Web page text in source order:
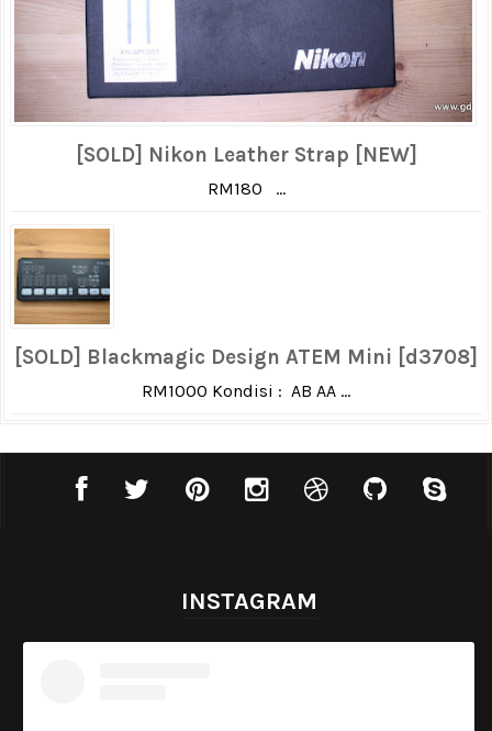
[SOLD] Nikon Leather Strap [NEW]
RM180 ...
[SOLD] Blackmagic Design ATEM Mini [d3708]
RM1000 Kondisi : AB AA ...
INSTAGRAM